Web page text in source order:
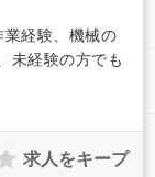
経験、機械の
未経験の方でも
求人をキープ